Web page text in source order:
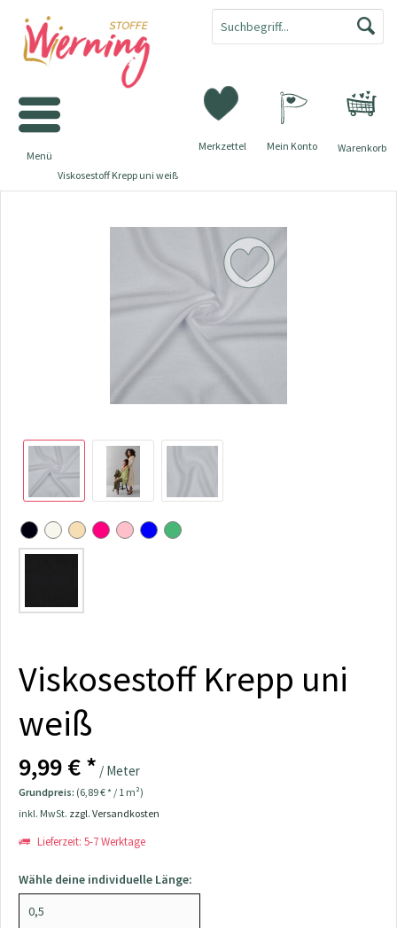
Warenkorb
Merkzettel Mein Konto
Menü
Viskosestoff Krepp uni weiß
Viskosestoff Krepp uni
weiß
9,99 € * / Meter
Grundpreis: (6,89 € * / 1 m²)
inkl. MwSt. zzgl. Versandkosten
Lieferzeit: 5-7 Werktage
Wähle deine individuelle Länge: